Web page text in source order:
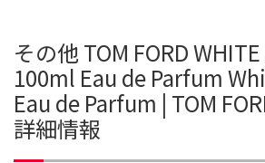
その他 TOM FORD WHITE
100ml Eau de Parfum
Eau de Parfum | TOM
詳細情報